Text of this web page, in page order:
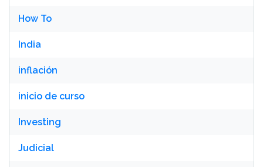
How To
India
inflación
inicio de curso
Investing
Judicial